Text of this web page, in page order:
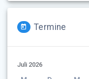
Termine
Juli 2026